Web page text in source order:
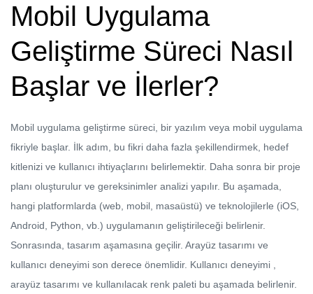
Mobil Uygulama
Geliştirme Süreci Nasıl
Başlar ve İlerler?
Mobil uygulama geliştirme süreci, bir yazılım veya mobil uygulama
fikriyle başlar. İlk adım, bu fikri daha fazla şekillendirmek, hedef
kitlenizi ve kullanıcı ihtiyaçlarını belirlemektir. Daha sonra bir proje
planı oluşturulur ve gereksinimler analizi yapılır. Bu aşamada,
hangi platformlarda (web, mobil, masaüstü) ve teknolojilerle (iOS,
Android, Python, vb.) uygulamanın geliştirileceği belirlenir.
Sonrasında, tasarım aşamasına geçilir. Arayüz tasarımı ve
kullanıcı deneyimi son derece önemlidir. Kullanıcı deneyimi ,
arayüz tasarımı ve kullanılacak renk paleti bu aşamada belirlenir.